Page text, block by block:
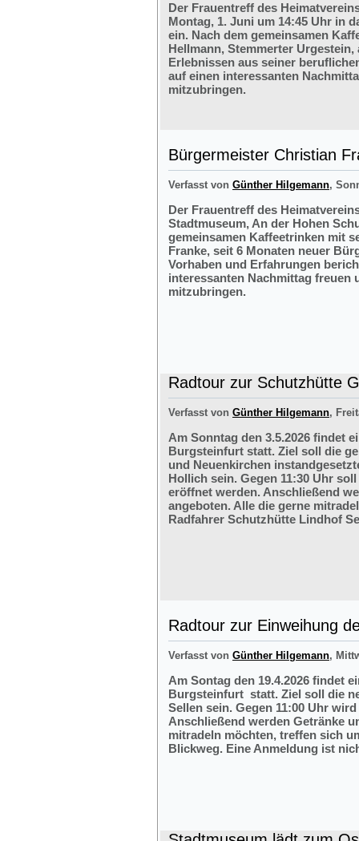
Der Frauentreff des
Montag, 1. Juni um 14:45 Uhr in
ein. Nach dem gemeinsamen
Hellmann, Stemmerter
Erlebnissen aus seiner
auf einen interessanten
mitzubringen.
Bürgermeister Christian
Verfasst von Günther Hilgemann,
Der Frauentreff des
Stadtmuseum, An der Hohen
gemeinsamen Kaffeetrinken mit
Franke, seit 6 Monaten neuer
Vorhaben und Erfahrungen
interessanten Nachmittag freuen
mitzubringen.
Radtour zur Schutzhütte
Verfasst von Günther Hilgemann,
Am Sonntag den 3.5.2026 findet
Burgsteinfurt statt. Ziel soll die
und Neuenkirchen
Hollich sein. Gegen 11:30 Uhr
eröffnet werden. Anschließend
angeboten. Alle die gerne
Radfahrer Schutzhütte Lindhof
Radtour zur Einweihung
Verfasst von Günther Hilgemann,
Am Sontag den 19.4.2026 findet
Burgsteinfurt statt. Ziel soll die
Sellen sein. Gegen 11:00 Uhr
Anschließend werden Getränke
mitradeln möchten, treffen sich
Blickweg. Eine Anmeldung ist